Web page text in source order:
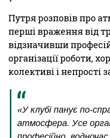
Путря розповів про
перші враження від
відзначивши
організації роботи,
колективі і непрості
«У клубі панує по-
атмосфера. Усе